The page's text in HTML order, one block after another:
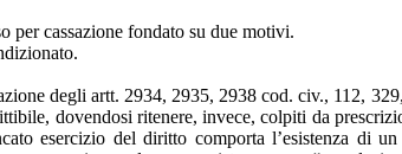
per cassazione fondato su due motivi.
degli artt. 2934, 2935, 2938 cod. civ., 112,
dovendosi ritenere, invece, colpiti da
esercizio del diritto comporta l’esistenza di